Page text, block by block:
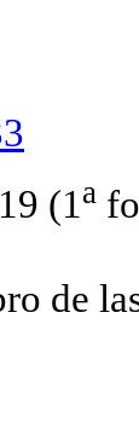
(1 a
de